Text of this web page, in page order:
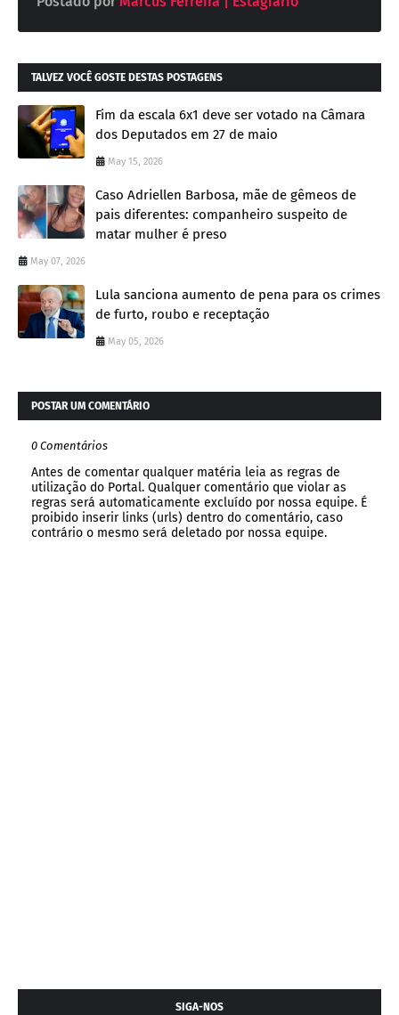
TALVEZ VOCÊ GOSTE DESTAS POSTAGENS
Fim da escala 6x1 deve ser votado na Câmara
dos Deputados em 27 de maio
May 15, 2026
Caso Adriellen Barbosa, mãe de gêmeos de
pais diferentes: companheiro suspeito de
matar mulher é preso
May 07, 2026
Lula sanciona aumento de pena para os crimes
de furto, roubo e receptação
May 05, 2026
POSTAR UM COMENTÁRIO
0 Comentários
Antes de comentar qualquer matéria leia as regras de
utilização do Portal. Qualquer comentário que violar as
regras será automaticamente excluído por nossa equipe. É
proibido inserir links (urls) dentro do comentário, caso
contrário o mesmo será deletado por nossa equipe.
SIGA-NOS